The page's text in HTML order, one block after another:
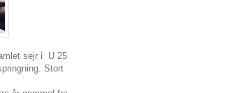
sejr i U 25
Stort